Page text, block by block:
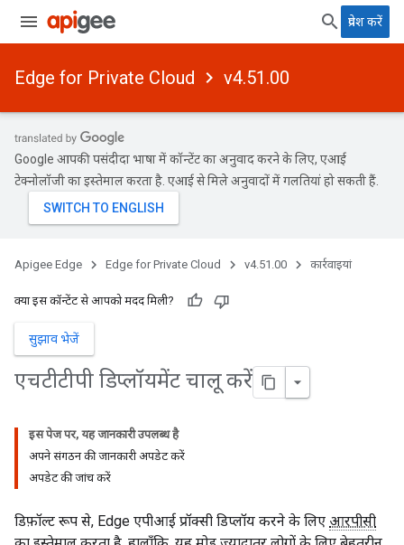
प्रवेश करें
Edge for Private Cloud v4.51.00
Google आपकी पसंदीदा भाषा में कॉन्टेंट का अनुवाद करने के लिए, एआई
टेक्नोलॉजी का इस्तेमाल करता है. एआई से मिले अनुवादों में गलतियां हो सकती हैं.
Apigee Edge Edge for Private Cloud v4.51.00 कार्रवाइयां
क्या इस कॉन्टेंट से आपको मदद मिली?
सुझाव भेजें
एचटीटीपी डिप्लॉयमेंट चालू करें
इस पेज पर, यह जानकारी उपलब्ध है
अपने संगठन की जानकारी अपडेट करें
अपडेट की जांच करें
डिफ़ॉल्ट रूप से, Edge एपीआई प्रॉक्सी डिप्लॉय करने के लिए आरपीसी